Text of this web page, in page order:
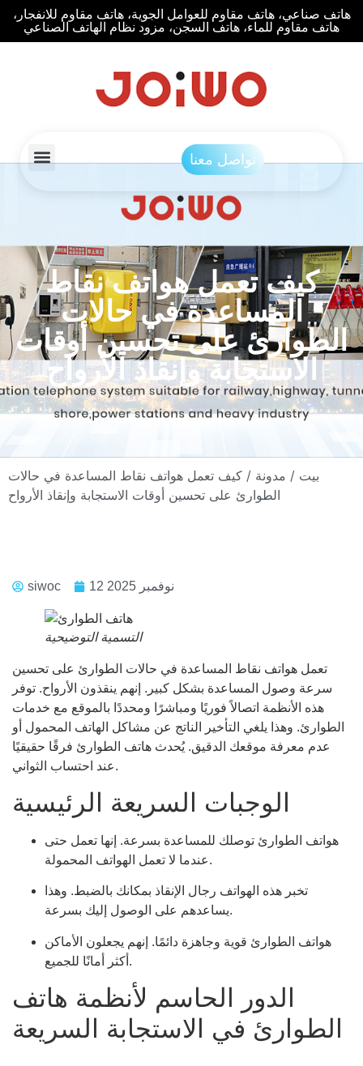
هاتف صناعي، هاتف مقاوم للعوامل الجوية، هاتف مقاوم للانفجار،
هاتف مقاوم للماء، هاتف السجن، مزود نظام الهاتف الصناعي
تواصل معنا
كيف تعمل هواتف نقاط
المساعدة في حالات
الطوارئ على تحسين أوقات
الاستجابة وإنقاذ الأرواح
بيت / مدونة / كيف تعمل هواتف نقاط المساعدة في حالات
siwoc
التسمية التوضيحية
تعمل هواتف نقاط المساعدة في حالات الطوارئ على تحسين
سرعة وصول المساعدة بشكل كبير. إنهم ينقذون الأرواح. توفر
هذه الأنظمة اتصالاً فوريًا ومباشرًا ومحددًا بالموقع مع خدمات
الطوارئ. وهذا يلغي التأخير الناتج عن مشاكل الهاتف المحمول أو
عدم معرفة موقعك الدقيق. يُحدث هاتف الطوارئ فرقًا حقيقيًا
عند احتساب الثواني.
الوجبات السريعة الرئيسية
هواتف الطوارئ توصلك للمساعدة بسرعة. إنها تعمل حتى
عندما لا تعمل الهواتف المحمولة.
تخبر هذه الهواتف رجال الإنقاذ بمكانك بالضبط. وهذا
يساعدهم على الوصول إليك بسرعة.
هواتف الطوارئ قوية وجاهزة دائمًا. إنهم يجعلون الأماكن
أكثر أمانًا للجميع.
الدور الحاسم لأنظمة هاتف
الطوارئ في الاستجابة السريعة